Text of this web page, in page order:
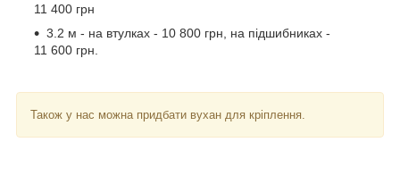
11 400 грн
3.2 м - на втулках - 10 800 грн, на підшибниках -
11 600 грн.
Також у нас можна придбати вухан для кріплення.